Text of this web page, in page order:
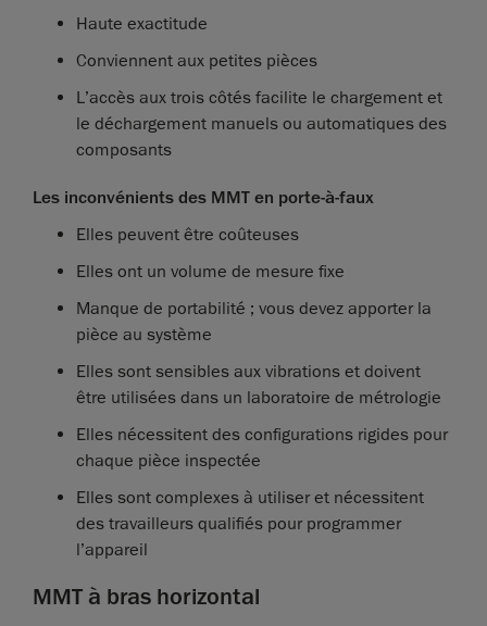
Haute exactitude
Conviennent aux petites pièces
L’accès aux trois côtés facilite le chargement et
le déchargement manuels ou automatiques des
composants
Les inconvénients des MMT en porte-à-faux
Elles peuvent être coûteuses
Elles ont un volume de mesure fixe
Manque de portabilité ; vous devez apporter la
pièce au système
Elles sont sensibles aux vibrations et doivent
être utilisées dans un laboratoire de métrologie
Elles nécessitent des configurations rigides pour
chaque pièce inspectée
Elles sont complexes à utiliser et nécessitent
des travailleurs qualifiés pour programmer
l’appareil
MMT à bras horizontal